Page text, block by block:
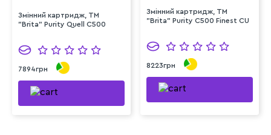
Змінний картридж, TM
"Brita" Purity Quell C500
7894грн
Змінний картридж, TM
"Brita" Purity C500 Finest CU
8223грн